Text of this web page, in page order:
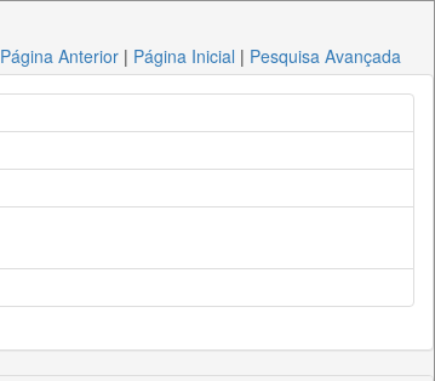
Página Anterior | Página Inicial | Pesquisa Avançada